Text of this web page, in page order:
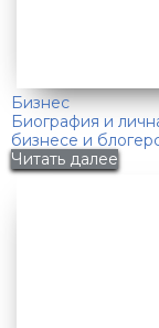
Бизнес
Биография и
бизнесе и
Читать далее